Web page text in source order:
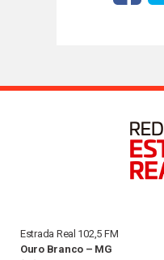
Estrada Real 102,5 FM
Ouro Branco – MG